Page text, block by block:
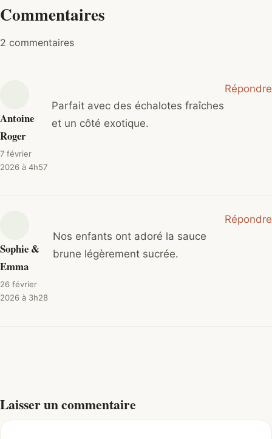
Commentaires
2 commentaires
Antoine
Roger
7 février
2026 à 4h57
Parfait avec des échalotes fraîches
et un côté exotique.
Répondre
Sophie &
Emma
26 février
2026 à 3h28
Nos enfants ont adoré la sauce
brune légèrement sucrée.
Répondre
Laisser un commentaire